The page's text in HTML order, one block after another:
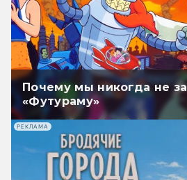
Почему мы никогда не
«Футураму»
РЕКЛАМА